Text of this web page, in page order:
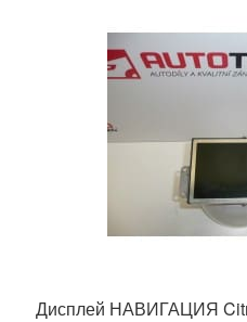
Дисплей НАВИГАЦИЯ